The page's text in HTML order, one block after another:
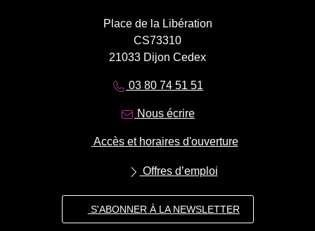
Place de la Libération
CS73310
21033 Dijon Cedex
03 80 74 51 51
Nous écrire
Accès et horaires d'ouverture
Offres d’emploi
S'ABONNER À LA NEWSLETTER